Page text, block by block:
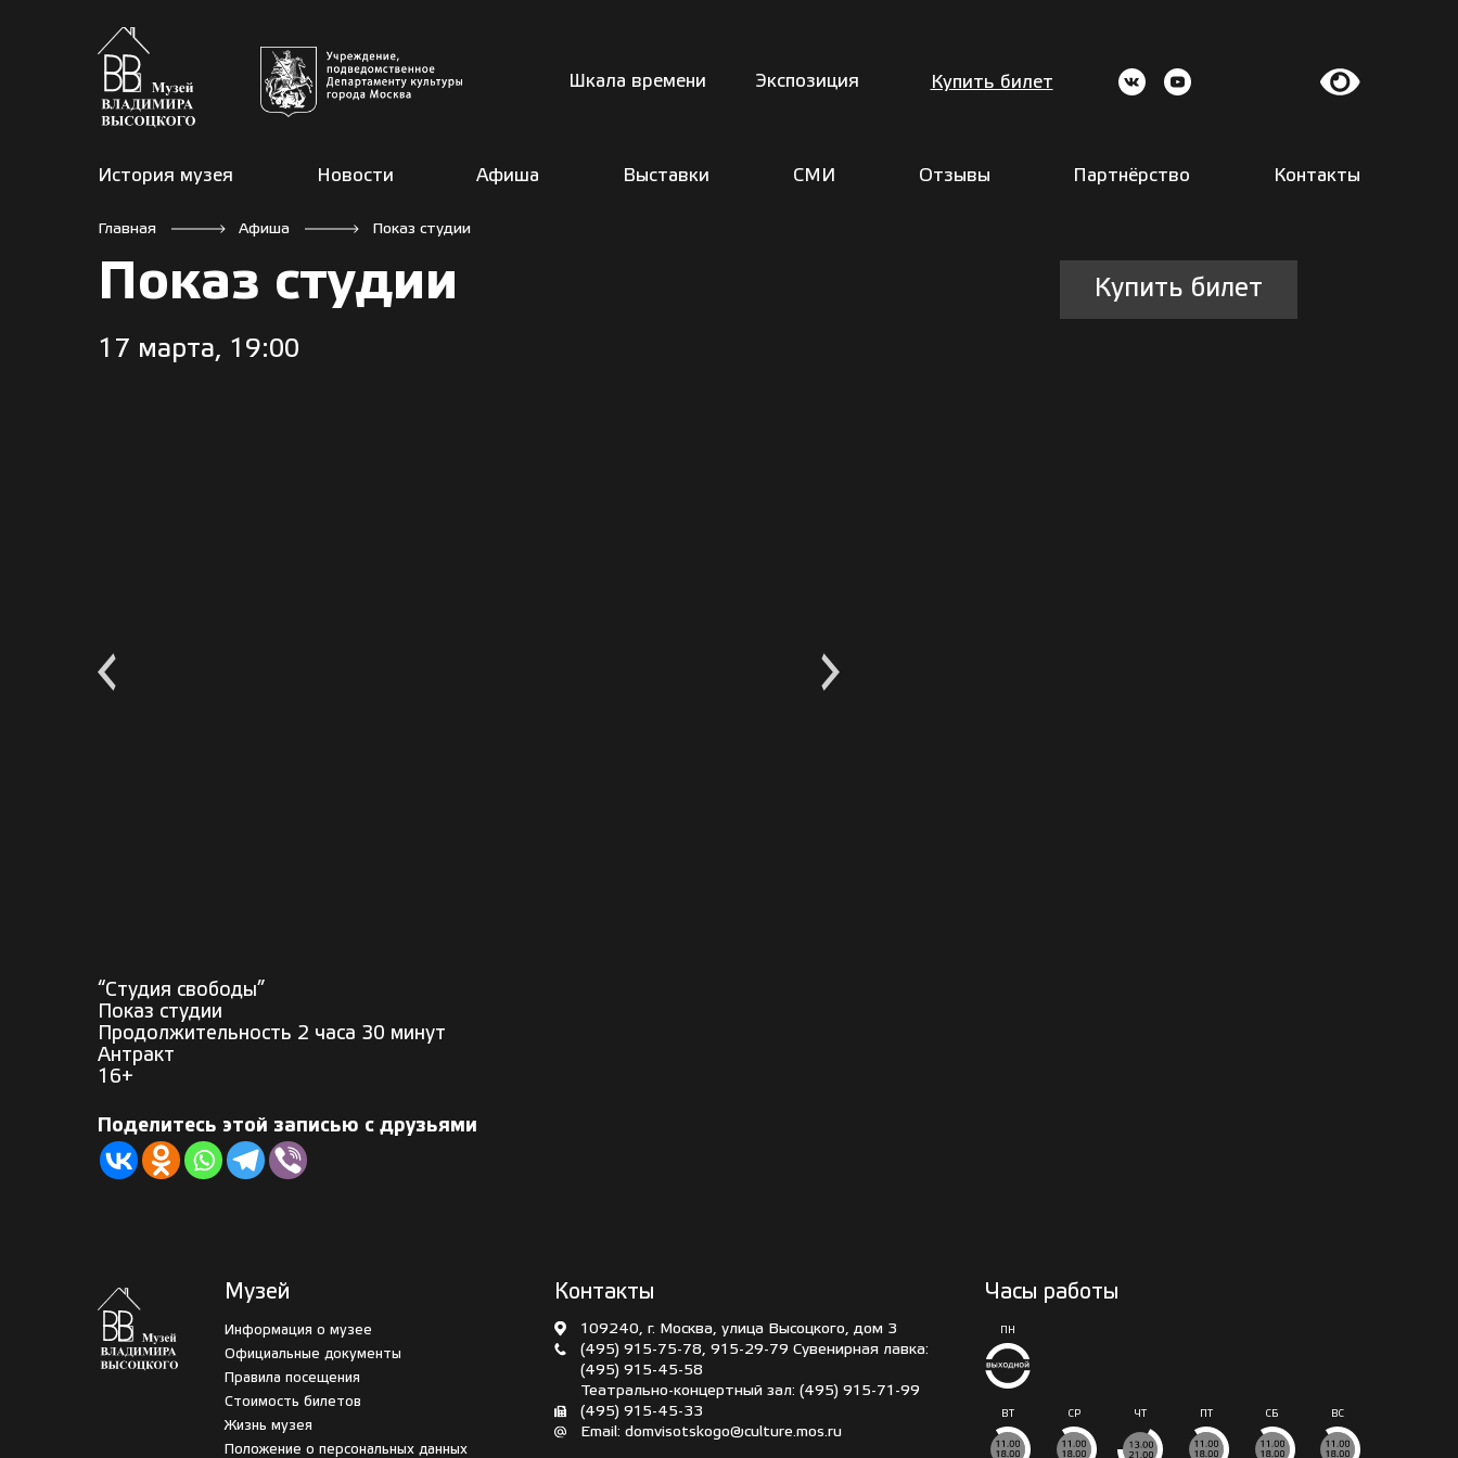
Шкала времени Экспозиция Купить билет
История музея Новости Афиша Выставки СМИ Отзывы Партнёрство Контакты
Главная Афиша Показ студии
Показ студии
17 марта, 19:00
“Студия свободы”
Показ студии
Продолжительность 2 часа 30 минут
Антракт
16+
Поделитесь этой записью с друзьями
Купить билет
Музей
Информация о музее
Официальные документы
Правила посещения
Стоимость билетов
Жизнь музея
Положение о персональных данных
Контакты
109240, г. Москва, улица Высоцкого, дом 3
(495) 915-75-78, 915-29-79 Сувенирная лавка:
(495) 915-45-58
Театрально-концертный зал: (495) 915-71-99
(495) 915-45-33
Email: domvisotskogo@culture.mos.ru
Часы работы
ПН
ВТ СР ЧТ СБ ВС